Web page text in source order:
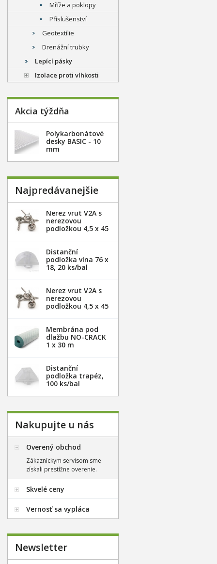
Mříže a poklopy
Příslušenství
Geotextílie
Drenážní trubky
Lepící pásky
Izolace proti vlhkosti
Akcia týždňa
Polykarbonátové
desky BASIC - 10
mm
Najpredávanejšie
Nerez vrut V2A s
nerezovou
podložkou 4,5 x 45
Distanční
podložka vlna 76 x
18, 20 ks/bal
Nerez vrut V2A s
nerezovou
podložkou 4,5 x 45
Membrána pod
dlažbu NO-CRACK
1 x 30 m
Distanční
podložka trapéz,
100 ks/bal
Nakupujte u nás
Overený obchod
Zákazníckym servisom sme
získali prestížne overenie.
Skvelé ceny
Vernosť sa vypláca
Newsletter